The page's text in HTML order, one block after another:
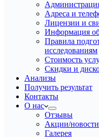
Адреса и
Лицензии и
Информация
Правила
исследованиям
Стоимость
Скидки и
Анализы
Получить результат
Контакты
О нас
Отзывы
Акции/новости
Галерея